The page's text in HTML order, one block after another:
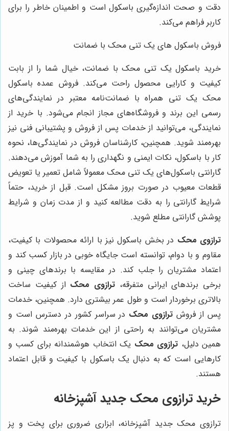
دقت و صحت اندازه‌گیری باسکول است و اطمینان خاطر را برای
کاربر فراهم می‌کند.
فروش باسکول های یک تنی محک با ضمانت
خرید باسکول یک تنی محک با ضمانت، خیال شما را از بابت
کیفیت و کارایی محصول راحت می‌کند. فروش عمده باسکول
محک یک تنی همراه با ضمانت‌نامه معتبر در نمایندگی‌های
رسمی این برند و فروشگاه‌های مجاز انجام می‌شود. با خرید از
نمایندگی، می‌توانید از خدمات پس از فروش و پشتیبانی فنی نیز
بهره‌مند شوید. همچنین، کارشناسان فروش در نمایندگی‌ها، نحوه
کار با باسکول، نکات ایمنی و نگهداری را به شما آموزش می‌دهند.
گارانتی باسکول‌های یک تنی محک معمولاً شامل تعمیر یا تعویض
قطعات معیوب در صورت بروز مشکل است. قبل از خرید، حتماً
شرایط گارانتی را به دقت مطالعه کنید و از مدت زمان و شرایط
پوشش گارانتی مطلع شوید.
ترازوی محک در بخش باسکول نیز با ارائه محصولات با کیفیت،
مقاوم و با دوام، توانسته است جایگاه خوبی در بازار کسب کند و
اعتماد مشتریان را جلب کند. در مقایسه با برندهای چینی و
برخی برندهای ایرانی متفرقه، ترازوی محک از کیفیت ساخت
بالاتری برخوردار است و طول عمر بیشتری دارد. همچنین، خدمات
پس از فروش ترازوی محک در سراسر کشور در دسترس است و
مشتریان می‌توانند به راحتی از این خدمات بهره‌مند شوند. به
همین دلیل، ترازوی محک یک انتخاب هوشمندانه برای کسب و
کارهایی است که به دنبال یک باسکول با کیفیت و قابل اعتماد
هستند.
خرید ترازوی محک جدید آشپزخانه
ترازوی محک جدید آشپزخانه، ابزاری ضروری برای پخت و پز